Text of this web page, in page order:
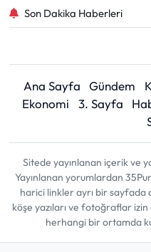
Son Dakika Haberleri
Ana Sayfa Gündem
Ekonomi
3. Sayfa
Sitede yayınlanan içerik ve
Yayınlanan yorumlardan
harici linkler ayrı bir sayfada
köşe yazıları ve fotoğraflar izin
herhangi bir ortamda